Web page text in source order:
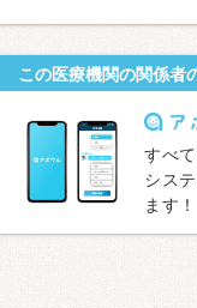
この医療機関の関係者
すべ
シス
ます！